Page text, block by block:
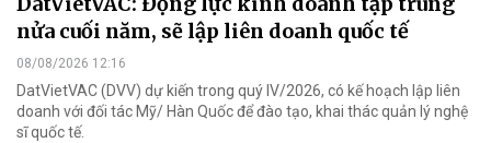
nửa cuối năm, sẽ lập liên doanh quốc tế
08/08/2026 12:16
DatVietVAC (DVV) dự kiến trong quý IV/2026, có kế hoạch lập liên
doanh với đối tác Mỹ/ Hàn Quốc để đào tạo, khai thác quản lý nghệ
sĩ quốc tế.